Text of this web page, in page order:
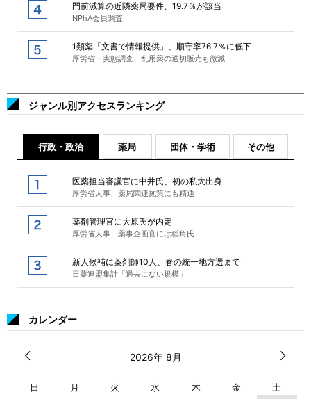
門前減算の近隣薬局要件、19.7％が該当
NPhA会員調査
1類薬「文書で情報提供」、順守率76.7％に低下
厚労省・実態調査、乱用薬の適切販売も微減
ジャンル別アクセスランキング
行政・政治 薬局 団体・学術 その他
医薬担当審議官に中井氏、初の私大出身
厚労省人事、薬局関連施策にも精通
薬剤管理官に大原氏が内定
厚労省人事、薬事企画官には稲角氏
新人候補に薬剤師10人、春の統一地方選まで
日薬連盟集計「過去にない規模」
カレンダー
2026年 8月
日 月 火 水 木 金 土